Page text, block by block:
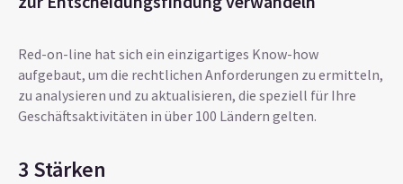
Red-on-line hat sich ein einzigartiges Know-how
aufgebaut, um die rechtlichen Anforderungen zu ermitteln,
zu analysieren und zu aktualisieren, die speziell für Ihre
Geschäftsaktivitäten in über 100 Ländern gelten.
3 Stärken